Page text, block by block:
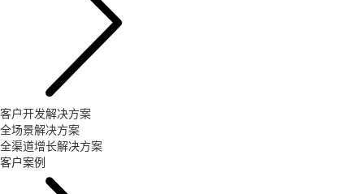
客户开发解决方案
全场景解决方案
全渠道增长解决方案
客户案例